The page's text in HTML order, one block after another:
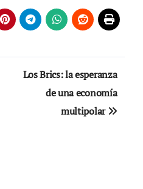
Los Brics: la esperanza
de una economía
multipolar